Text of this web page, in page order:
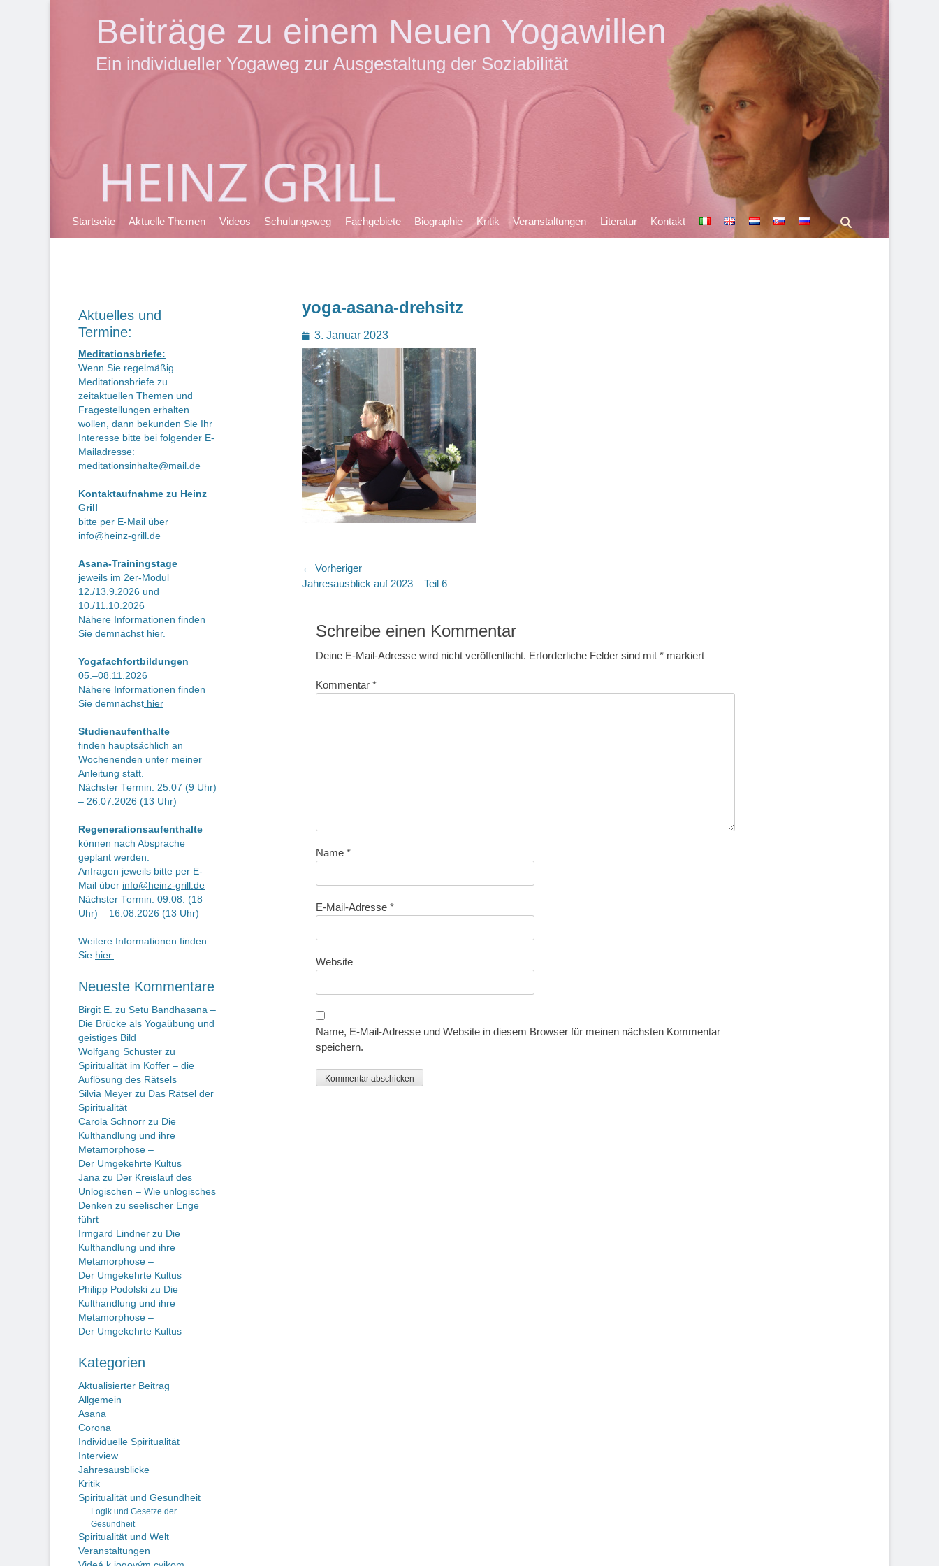
Beiträge zu einem Neuen Yogawillen
Ein individueller Yogaweg zur Ausgestaltung der Soziabilität
Primäres Menü
ZumStartseite Aktuelle Themen Videos Schulungsweg Fachgebiete Biographie Kritik Veranstaltungen Literatur Kontakt
yoga-asana-drehsitz
Posted
on
3. Januar 2023
Beitragsnavigation
← Vorheriger
Vorheriger
Jahresausblick auf 2023 – Teil 6
Schreibe einen Kommentar
Deine E-Mail-Adresse wird nicht veröffentlicht. Erforderliche Felder sind mit * markiert
Kommentar *
Name *
E-Mail-Adresse *
Website
Name, E-Mail-Adresse und Website in diesem Browser für meinen nächsten Kommentar
speichern.
Aktuelles und
Termine:
Meditationsbriefe:
Wenn Sie regelmäßig
Meditationsbriefe zu
zeitaktuellen Themen und
Fragestellungen erhalten
wollen, dann bekunden Sie Ihr
Interesse bitte bei folgender E-
Mailadresse:
meditationsinhalte@mail.de
Kontaktaufnahme zu Heinz
Grill
bitte per E-Mail über
info@heinz-grill.de
Asana-Trainingstage
jeweils im 2er-Modul
12./13.9.2026 und
10./11.10.2026
Nähere Informationen finden
Sie demnächst hier.
Yogafachfortbildungen
05.–08.11.2026
Nähere Informationen finden
Sie demnächst hier
Studienaufenthalte
finden hauptsächlich an
Wochenenden unter meiner
Anleitung statt.
Nächster Termin: 25.07 (9 Uhr)
– 26.07.2026 (13 Uhr)
Regenerationsaufenthalte
können nach Absprache
geplant werden.
Anfragen jeweils bitte per E-
Mail über info@heinz-grill.de
Nächster Termin: 09.08. (18
Uhr) – 16.08.2026 (13 Uhr)
Weitere Informationen finden
Sie hier.
Neueste Kommentare
Birgit E. zu Setu Bandhasana –
Die Brücke als Yogaübung und
geistiges Bild
Wolfgang Schuster zu
Spiritualität im Koffer – die
Auflösung des Rätsels
Silvia Meyer zu Das Rätsel der
Spiritualität
Carola Schnorr zu Die
Kulthandlung und ihre
Metamorphose –
Der Umgekehrte Kultus
Jana zu Der Kreislauf des
Unlogischen – Wie unlogisches
Denken zu seelischer Enge
führt
Irmgard Lindner zu Die
Kulthandlung und ihre
Metamorphose –
Der Umgekehrte Kultus
Philipp Podolski zu Die
Kulthandlung und ihre
Metamorphose –
Der Umgekehrte Kultus
Kategorien
Aktualisierter Beitrag
Allgemein
Asana
Corona
Individuelle Spiritualität
Interview
Jahresausblicke
Kritik
Spiritualität und Gesundheit
Logik und Gesetze der
Gesundheit
Spiritualität und Welt
Veranstaltungen